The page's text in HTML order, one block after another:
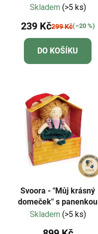
Skladem (>5 ks)
239 Kč299 Kč(–20 %)
DO KOŠÍKU
Svoora - "Můj krásný
domeček" s panenkou
Anny
Skladem (>5 ks)